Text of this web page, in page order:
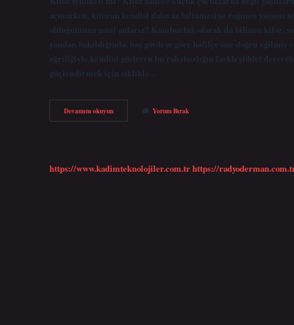
açmazken, kifozun kendisi daha az bilinmesine rağmen
olduğumuzu nasıl anlarız? Kamburluk olarak da bilinen kifoz,
yandan bakıldığında, baş gövdeye göre hafifçe öne doğru
eğriliğiyle kendini gösteren bu rahatsızlığın farklı şiddet
güçlendirmek için sıklıkla…
Devamını okuyunBaş
Kipos
Yorum Bırak
https://www.kadimteknolojiler.com.trhttps://